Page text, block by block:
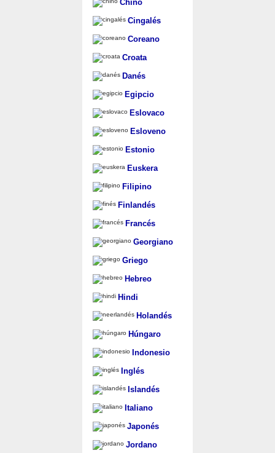
Chino
Cingalés
Coreano
Croata
Danés
Egipcio
Eslovaco
Esloveno
Estonio
Euskera
Filipino
Finlandés
Francés
Georgiano
Griego
Hebreo
Hindi
Holandés
Húngaro
Indonesio
Inglés
Islandés
Italiano
Japonés
Jordano